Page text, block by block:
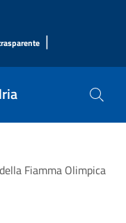
|
Fiamma Olimpica